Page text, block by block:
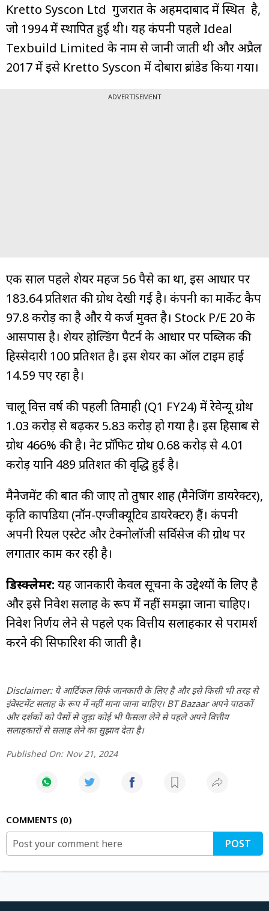
Kretto Syscon Ltd गुजरात के अहमदाबाद में स्थित है,
जो 1994 में स्थापित हुई थी। यह कंपनी पहले Ideal
Texbuild Limited के नाम से जानी जाती थी और अप्रैल
2017 में इसे Kretto Syscon में दोबारा ब्रांडेड किया गया।
ADVERTISEMENT
एक साल पहले शेयर महज 56 पैसे का था, इस आधार पर
183.64 प्रतिशत की ग्रोथ देखी गई है। कंपनी का मार्केट कैप
97.8 करोड़ का है और ये कर्ज मुक्त है। Stock P/E 20 के
आसपास है। शेयर होल्डिंग पैटर्न के आधार पर पब्लिक की
हिस्सेदारी 100 प्रतिशत है। इस शेयर का ऑल टाइम हाई
14.59 रुपए रहा है।
चालू वित्त वर्ष की पहली तिमाही (Q1 FY24) में रेवेन्यू ग्रोथ
₹1.03 करोड़ से बढ़कर ₹5.83 करोड़ हो गया है। इस हिसाब से
ग्रोथ 466% की है। नेट प्रॉफिट ग्रोथ ₹0.68 करोड़ से ₹4.01
करोड़ यानि 489 प्रतिशत की वृद्धि हुई है।
मैनेजमेंट की बात की जाए तो तुषार शाह (मैनेजिंग डायरेक्टर),
कृति कापडिया (नॉन-एग्जीक्यूटिव डायरेक्टर) हैं। कंपनी
अपनी रियल एस्टेट और टेक्नोलॉजी सर्विसेज की ग्रोथ पर
लगातार काम कर रही है।
डिस्क्लेमर: यह जानकारी केवल सूचना के उद्देश्यों के लिए है
और इसे निवेश सलाह के रूप में नहीं समझा जाना चाहिए।
निवेश निर्णय लेने से पहले एक वित्तीय सलाहकार से परामर्श
करने की सिफारिश की जाती है।
Disclaimer: ये आर्टिकल सिर्फ जानकारी के लिए है और इसे किसी भी तरह से
इंवेस्टमेंट सलाह के रूप में नहीं माना जाना चाहिए। BT Bazaar अपने पाठकों
और दर्शकों को पैसों से जुड़ा कोई भी फैसला लेने से पहले अपने वित्तीय
सलाहकारों से सलाह लेने का सुझाव देता है।
Published On: Nov 21, 2024
COMMENTS 0
POST